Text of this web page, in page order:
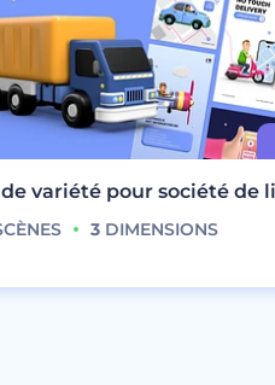
variété pour société de
3DIMENSIONS